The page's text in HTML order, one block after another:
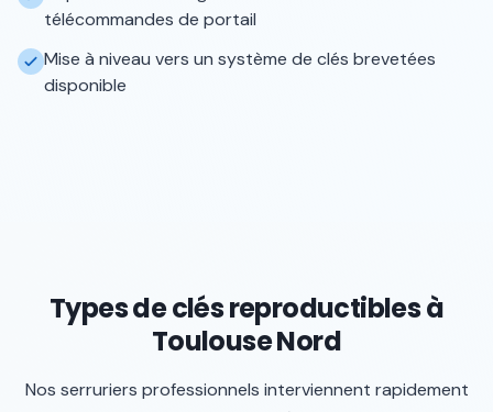
télécommandes de portail
Mise à niveau vers un système de clés brevetées
disponible
Types de clés reproductibles à
Toulouse Nord
Nos serruriers professionnels interviennent rapidement